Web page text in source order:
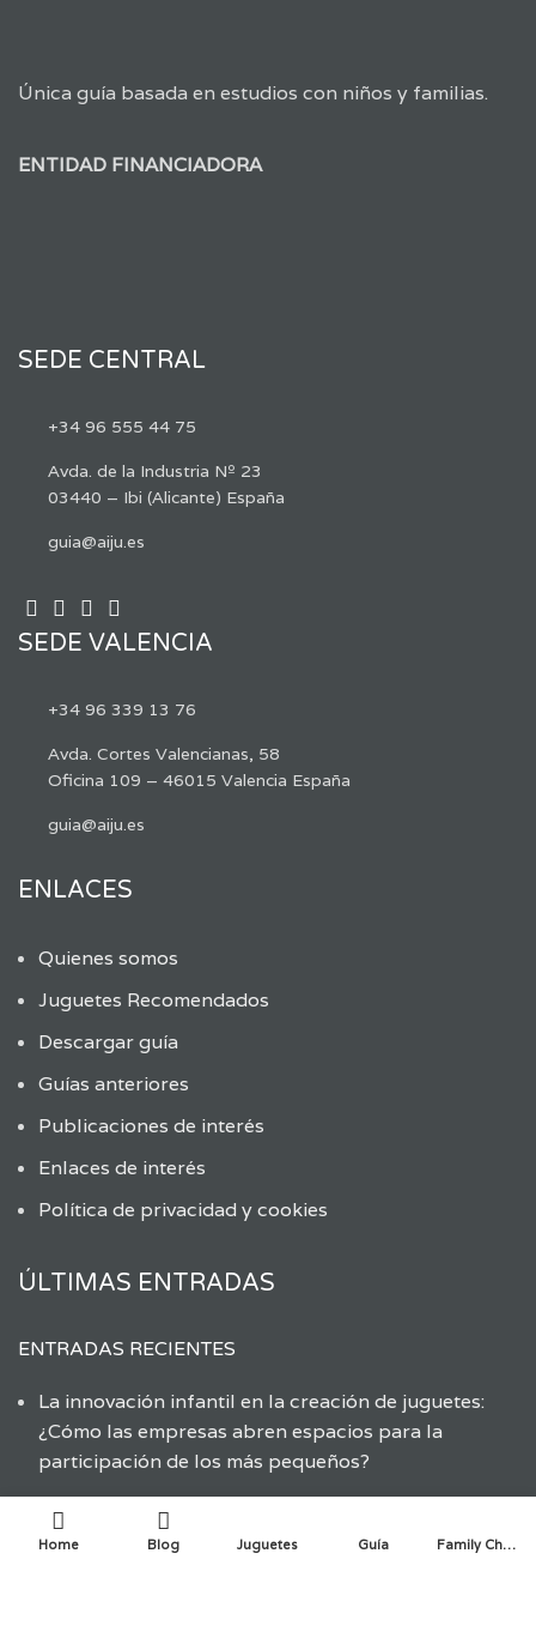
Única guía basada en estudios con niños y familias.
ENTIDAD FINANCIADORA
SEDE CENTRAL
+34 96 555 44 75
Avda. de la Industria Nº 23
03440 – Ibi (Alicante) España
guia@aiju.es
SEDE VALENCIA
+34 96 339 13 76
Avda. Cortes Valencianas, 58
Oficina 109 – 46015 Valencia España
guia@aiju.es
ENLACES
Quienes somos
Juguetes Recomendados
Descargar guía
Guías anteriores
Publicaciones de interés
Enlaces de interés
Política de privacidad y cookies
ÚLTIMAS ENTRADAS
ENTRADAS RECIENTES
La innovación infantil en la creación de juguetes:
¿Cómo las empresas abren espacios para la
participación de los más pequeños?
Aprender a reciclar: Guía didáctica y material
educativo
Home Blog Juguetes Guía Family Choice